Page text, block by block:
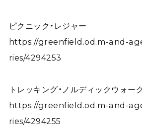
ピクニック・レジャー
https://greenfield.od.m-and-
ries/4294253
トレッキング・ノルディックウォー
https://greenfield.od.m-and-
ries/4294255